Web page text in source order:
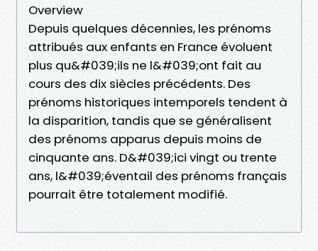
Overview
Depuis quelques décennies, les prénoms
attribués aux enfants en France évoluent
plus qu&#039;ils ne l&#039;ont fait au
cours des dix siècles précédents. Des
prénoms historiques intemporels tendent à
la disparition, tandis que se généralisent
des prénoms apparus depuis moins de
cinquante ans. D&#039;ici vingt ou trente
ans, l&#039;éventail des prénoms français
pourrait être totalement modifié.